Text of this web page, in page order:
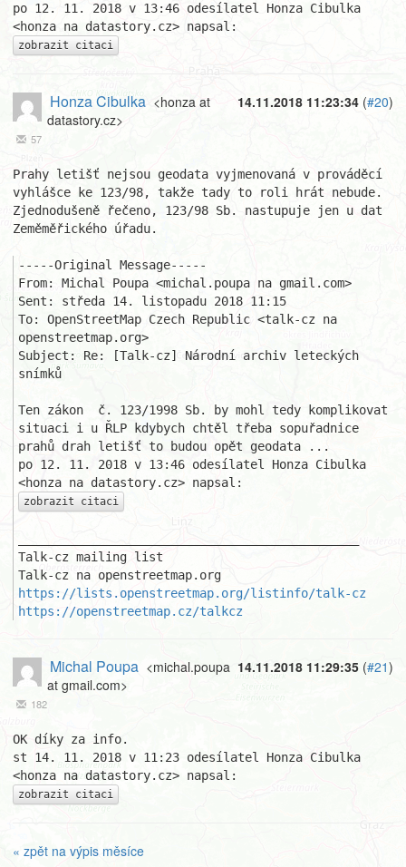
po 12. 11. 2018 v 13:46 odesílatel Honza Cibulka
zobrazit citaci
14.11.2018 11:23:34 (#20)
Honza Cibulka <honza at
datastory.cz>
57
Prahy letišť nejsou geodata vyjmenovaná v prováděcí
vyhlášce ke 123/98, takže tady to roli hrát nebude.
Zjednodušeně řečeno, 123/98 Sb. nastupuje jen u dat
Zeměměřického úřadu.
-----Original Message-----
From: Michal Poupa <michal.poupa na gmail.com>
Sent: středa 14. listopadu 2018 11:15
To: OpenStreetMap Czech Republic <talk-cz na
openstreetmap.org>
Subject: Re: [Talk-cz] Národní archiv leteckých
snímků
Ten zákon  č. 123/1998 Sb. by mohl tedy komplikovat
situaci i u ŘLP kdybych chtěl třeba sopuřadnice
prahů drah letišť to budou opět geodata ...
po 12. 11. 2018 v 13:46 odesílatel Honza Cibulka
zobrazit citaci
Talk-cz mailing list
https://lists.openstreetmap.org/listinfo/talk-cz
https://openstreetmap.cz/talkcz
14.11.2018 11:29:35 (#21)
Michal Poupa <michal.poupa
at gmail.com>
182
OK díky za info.
st 14. 11. 2018 v 11:23 odesílatel Honza Cibulka
zobrazit citaci
« zpět na výpis měsíce